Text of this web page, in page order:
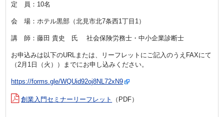
定 員：10名
会 場：ホテル黒部（北見市北7条西1丁目1）
講 師：藤田 貴史 氏 社会保険労務士・中小企業診断士
お申込みは以下のURLまたは、リーフレットにご記入のうえFAXにて
（2月1日（火））までにお申し込みください。
https://forms.gle/WQUid92oj8NL72xN9
創業入門セミナーリーフレット （PDF）